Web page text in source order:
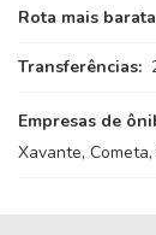
Rota mais
Transferências:
Empresas de
Xavante,